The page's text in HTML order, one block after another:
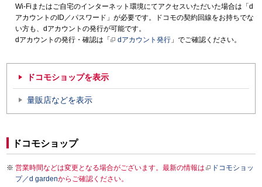
Wi-Fiまたはご自宅のインターネット環境にてアクセスいただいた場合は「d
アカウントのID／パスワード」が必要です。ドコモの契約回線をお持ちでな
い方も、dアカウントの発行が可能です。
dアカウントの発行・確認は「
dアカウント発行 」でご確認ください。
ドコモショップを表示
量販店などを表示
ドコモショップ
営業時間などは変更となる場合がございます。最新の情報は
ドコモショッ
プ／d gardenからご確認ください。